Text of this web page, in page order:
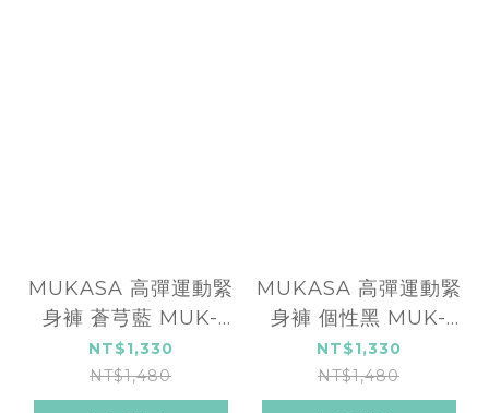
MUKASA 高彈運動緊
身褲 蒼芎藍 MUK-
2296107
NT$1,330
NT$1,480
MUKASA 高彈運動緊
身褲 個性黑 MUK-
2296112
NT$1,330
NT$1,480